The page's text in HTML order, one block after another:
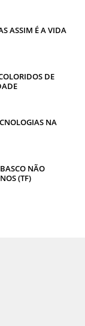
ASSIM É A VIDA
DE
NA
NÃO
(TF)